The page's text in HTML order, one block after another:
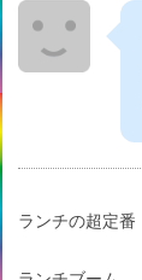
ランチの超定番